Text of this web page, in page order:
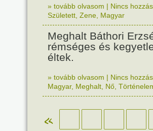
» tovább olvasom | Nincs
Született Zene Magyar
Meghalt Báthori
rémséges és
éltek.
» tovább olvasom | Nincs
Magyar, Meghalt Nő
«